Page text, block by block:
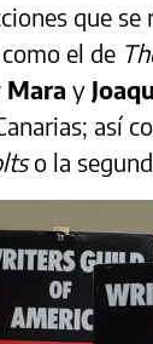
que
el de
Mara y
así
o la